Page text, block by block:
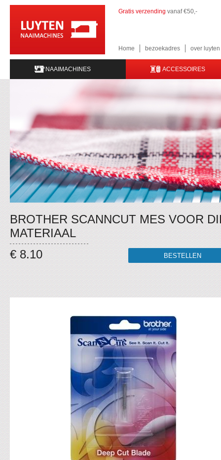
Gratis verzending vanaf €50,-
Home bezoekadres over
NAAIMACHINES ACCESSOIRES
BROTHER SCANNCUT MES VOOR
MATERIAAL
€ 8.10